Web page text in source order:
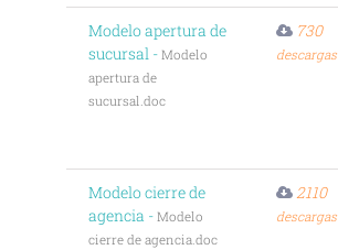
Modelo apertura de
sucursal - Modelo
apertura de
sucursal.doc
730
descargas
Modelo cierre de
agencia - Modelo
cierre de agencia.doc
2110
descargas